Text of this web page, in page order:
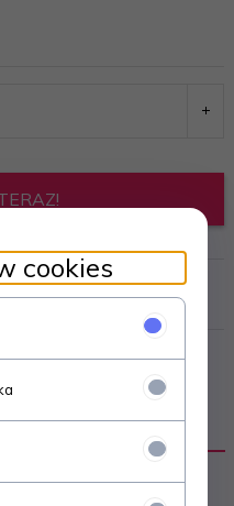
się mocną konstrukcją,
rozerwania i rozcięcia.
cookies